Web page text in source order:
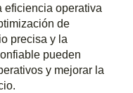
eficiencia operativa
de
precisa y la
pueden
y mejorar la